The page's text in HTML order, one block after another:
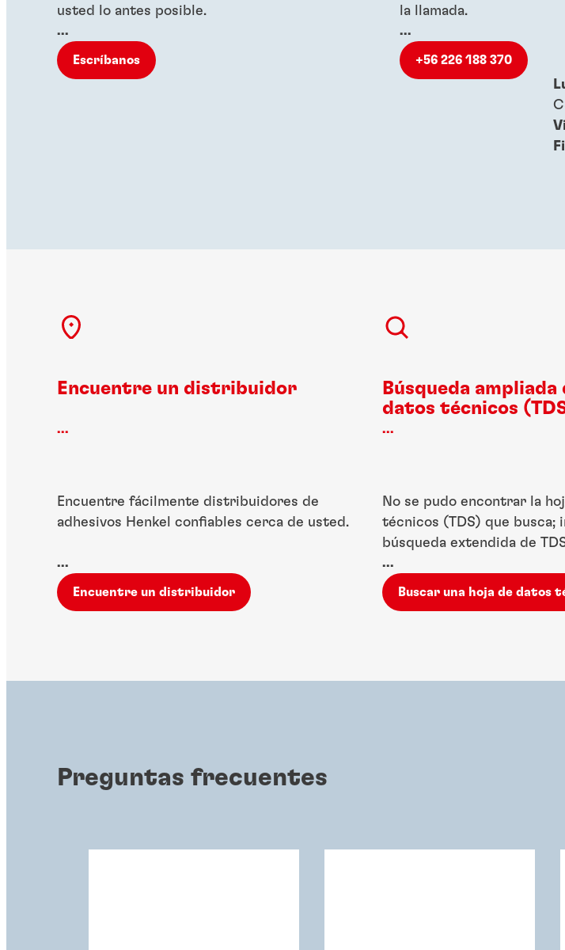
usted lo antes posible.
...
Escríbanos
la llamada.
...
+56 226 188 370
Encuentre un distribuidor
...
Encuentre fácilmente distribuidores de
adhesivos Henkel confiables cerca de usted.
...
Encuentre un distribuidor
Búsqueda ampliada
datos técnicos
...
No se pudo encontrar la
técnicos (TDS) que busca;
búsqueda extendida de
...
Buscar una hoja de datos
Preguntas frecuentes